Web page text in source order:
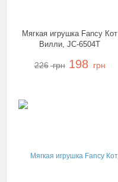
Мягкая игрушка Fancy Кот
Вилли, JC-6504T
226 грн 198 грн